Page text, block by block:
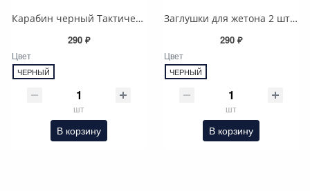
Карабин черный Тактический 55mmx85mm ABS
290 ₽
Цвет
ЧЕРНЫЙ
шт
В корзину
Заглушки для жетона 2 шт черные
290 ₽
Цвет
ЧЕРНЫЙ
шт
В корзину